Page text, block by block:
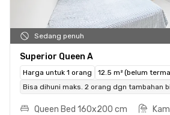
Sedang penuh
Superior Queen A
Harga untuk 1 orang
12.5 m² (belum
Bisa dihuni maks. 2 orang dgn tambahan
Queen Bed 160x200 cm